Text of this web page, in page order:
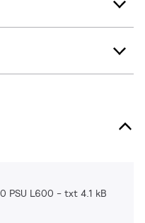
PSU L600 txt 4.1 kB